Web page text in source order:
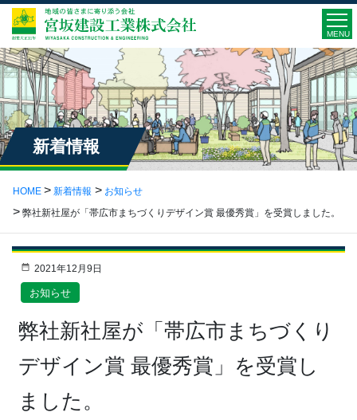
MENU
新着情報
HOME 新着情報
お知らせ
弊社新社屋が「帯広市まちづくりデザイン賞 最優秀賞」を受賞しました。
2021年12月9日
お知らせ
弊社新社屋が「帯広市まちづくり
デザイン賞 最優秀賞」を受賞し
ました。